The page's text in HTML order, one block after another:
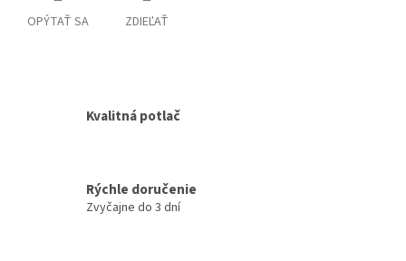
OPÝTAŤ SA ZDIEĽAŤ
Kvalitná potlač
Rýchle doručenie
Zvyčajne do 3 dní